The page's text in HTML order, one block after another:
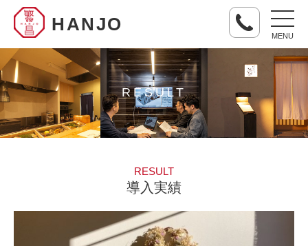
HANJO
MENU
RESULT
RESULT
導入実績